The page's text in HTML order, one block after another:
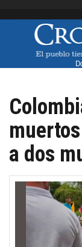
a dos